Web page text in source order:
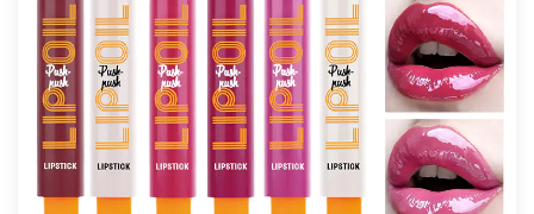
会产生一些眼线笔留下的粗糙、干燥的感觉。质地足够柔
软，可以晕染出更柔和、更融合的外观，但又足够耐用，可
以保持准确、清晰的线条。这使其成为打造柔和的日间造型
和大胆、明确的晚间造型的产品。
持久且不弄脏：
这款眼线笔的主要优点是防晕染和防褪色。一旦涂抹，两用